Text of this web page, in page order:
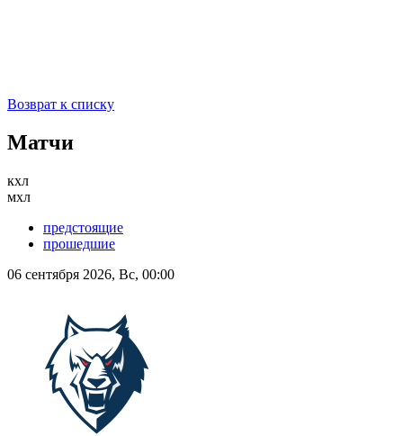
Возврат к списку
Матчи
кхл
мхл
предстоящие
прошедшие
06 сентября 2026, Вс, 00:00